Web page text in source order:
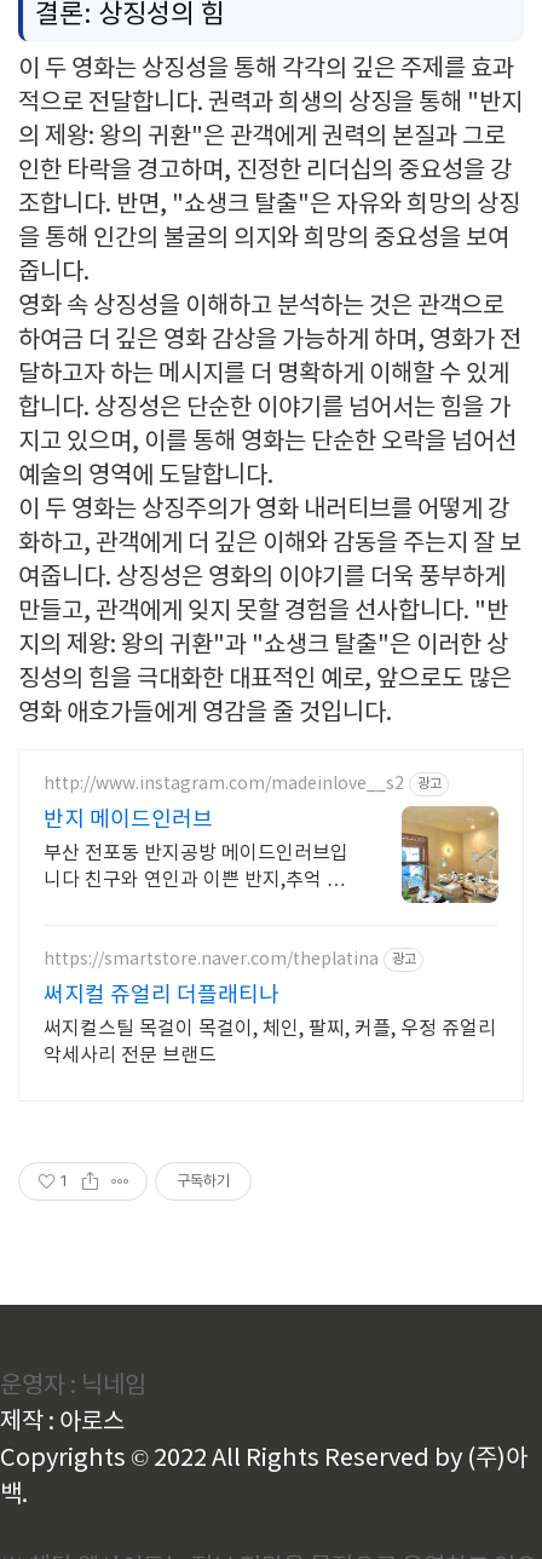
결론: 상징성의 힘
이 두 영화는 상징성을 통해 각각의 깊은 주제를 효과
적으로 전달합니다. 권력과 희생의 상징을 통해 "반지
의 제왕: 왕의 귀환"은 관객에게 권력의 본질과 그로
인한 타락을 경고하며, 진정한 리더십의 중요성을 강
조합니다. 반면, "쇼생크 탈출"은 자유와 희망의 상징
을 통해 인간의 불굴의 의지와 희망의 중요성을 보여
줍니다.
영화 속 상징성을 이해하고 분석하는 것은 관객으로
하여금 더 깊은 영화 감상을 가능하게 하며, 영화가 전
달하고자 하는 메시지를 더 명확하게 이해할 수 있게
합니다. 상징성은 단순한 이야기를 넘어서는 힘을 가
지고 있으며, 이를 통해 영화는 단순한 오락을 넘어선
예술의 영역에 도달합니다.
이 두 영화는 상징주의가 영화 내러티브를 어떻게 강
화하고, 관객에게 더 깊은 이해와 감동을 주는지 잘 보
여줍니다. 상징성은 영화의 이야기를 더욱 풍부하게
만들고, 관객에게 잊지 못할 경험을 선사합니다. "반
지의 제왕: 왕의 귀환"과 "쇼생크 탈출"은 이러한 상
징성의 힘을 극대화한 대표적인 예로, 앞으로도 많은
영화 애호가들에게 영감을 줄 것입니다.
http://www.instagram.com/madeinlove__s2 광고
반지 메이드인러브
부산 전포동 반지공방 메이드인러브입
니다 친구와 연인과 이쁜 반지,추억 만
https://smartstore.naver.com/theplatina 광고
써지컬 쥬얼리 더플래티나
써지컬스틸 목걸이 목걸이, 체인, 팔찌, 커플, 우정 쥬얼리
악세사리 전문 브랜드
1 구독하기
운영자 : 닉네임
제작 : 아로스
Copyrights © 2022 All Rights Reserved by (주)아
백.